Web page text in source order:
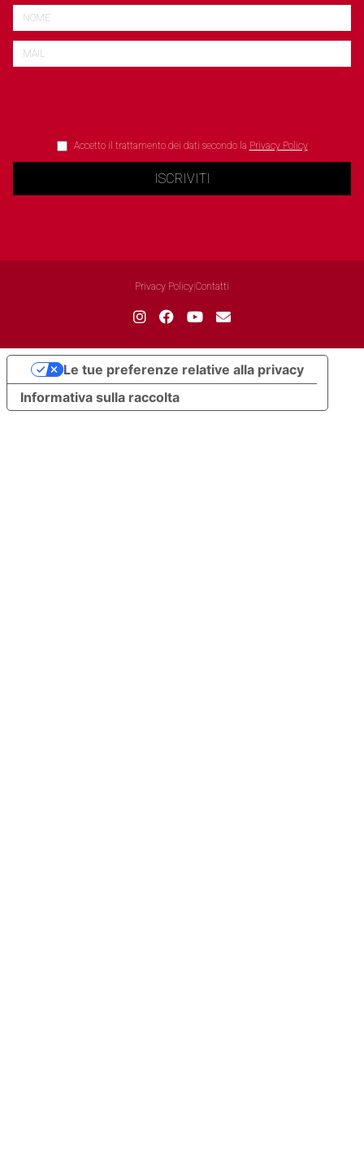
Accetto il trattamento dei dati secondo la Privacy Policy
ISCRIVITI
Privacy Policy Contatti
Informativa sulla raccolta
Le tue preferenze relative alla privacy